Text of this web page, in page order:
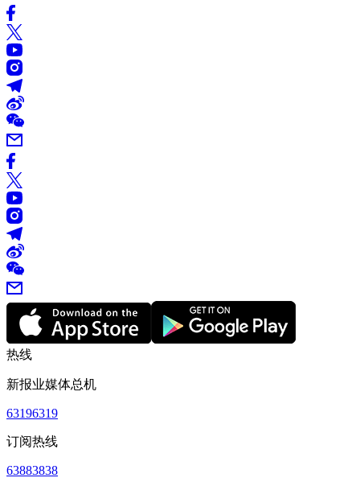
热线
新报业媒体总机
63196319
订阅热线
63883838